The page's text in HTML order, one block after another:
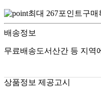
최대 267포인트구매
배송정보
무료배송도서산간 등 지역
상품정보 제공고시